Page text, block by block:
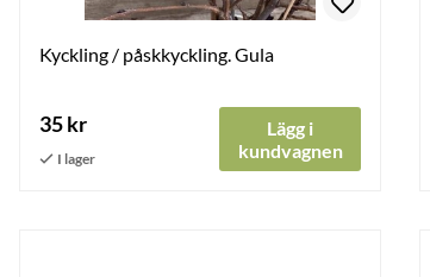
Kyckling / påskkyckling. Gula
35 kr
Lägg i
kundvagnen